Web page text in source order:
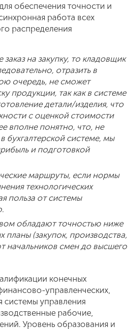
обеспечения точности и
работа всех
распределения
на закупку, то кладовщик
отразить в
очередь, не сможет
продукции, так как в системе
детали/изделия, что
с оценкой стоимости
вполне понятно, что, не
бухгалтерской системе, мы
и подготовкой
маршруты, если нормы
технологических
польза от системы
обладают точностью ниже
(закупок, производства,
начальников смен до высшего
конечных
управленческих,
системы управления
рабочие,
Уровень образования и